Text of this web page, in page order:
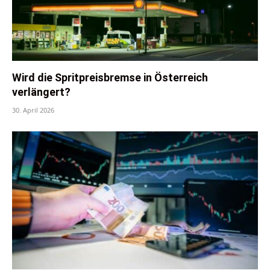
Wird die Spritpreisbremse in Österreich
verlängert?
30. April 2026